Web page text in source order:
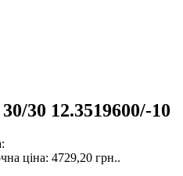
30 12.3519600/-10
ціна: 4729,20 грн..